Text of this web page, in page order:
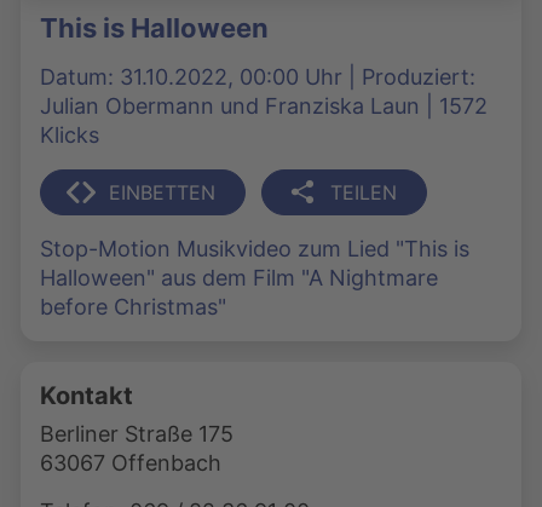
This is Halloween
Datum: 31.10.2022, 00:00 Uhr | Produziert:
Julian Obermann und Franziska Laun | 1572
Klicks
EINBETTEN TEILEN
Stop-Motion Musikvideo zum Lied "This is
Halloween" aus dem Film "A Nightmare
before Christmas"
Kontakt
Berliner Straße 175
63067 Offenbach